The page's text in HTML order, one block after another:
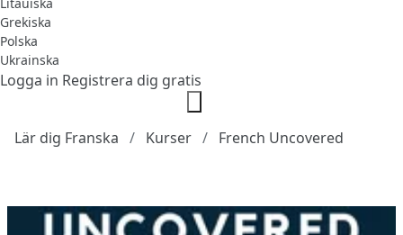
Grekiska
Polska
Ukrainska
Logga in Registrera dig gratis
Lär dig Franska Kurser French Uncovered